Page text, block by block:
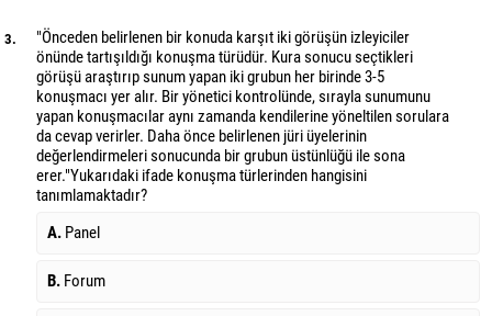
3.
"Önceden belirlenen bir konuda karşıt iki görüşün izleyiciler
önünde tartışıldığı konuşma türüdür. Kura sonucu seçtikleri
görüşü araştırıp sunum yapan iki grubun her birinde 3-5
konuşmacı yer alır. Bir yönetici kontrolünde, sırayla sunumunu
yapan konuşmacılar aynı zamanda kendilerine yöneltilen sorulara
da cevap verirler. Daha önce belirlenen jüri üyelerinin
değerlendirmeleri sonucunda bir grubun üstünlüğü ile sona
erer."Yukarıdaki ifade konuşma türlerinden hangisini
tanımlamaktadır?
A. Panel
B. Forum